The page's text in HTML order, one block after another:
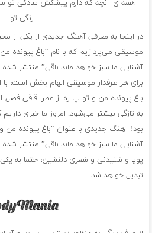
همه ی آنچه که دارم پیشکش سادگی تو
رنگی تو
در اینجا به معرفی آهنگ جدیدی از یکی از
موسیقی می‌پردازیم که با نام “باغ پیونده
آشنایی ما سبز خواهد ماند باقی” منتشر
برای هر طرفدار موسیقی الهام بخش است، با
باغ پیونده من و تو پ ره از عطر اقاقی فصل
به تازگی بیشتر می‌شود. امروز ما خبری
بود! آهنگ جدیدی با عنوان “باغ پیونده من
آشنایی ما سبز خواهد ماند باقی” منتشر
پویا و شنیدنی و شعری دلنشین، حتما به
تبدیل خواهد شد.